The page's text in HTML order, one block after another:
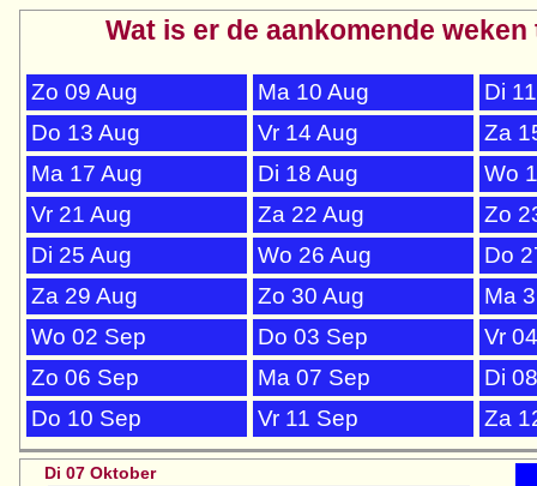
Wat is er de aankomende
Zo 09 Aug Ma 10 Aug
Di
Do 13 Aug
Vr 14 Aug
Za
Ma 17 Aug
Di 18 Aug
Wo
Vr 21 Aug
Za 22 Aug
Zo
Di 25 Aug
Wo 26 Aug
Do
Za 29 Aug
Zo 30 Aug
Ma
Wo 02 Sep
Do 03 Sep
Vr
Zo 06 Sep
Ma 07 Sep
Di
Do 10 Sep
Vr 11 Sep Za
Di 07 Oktober